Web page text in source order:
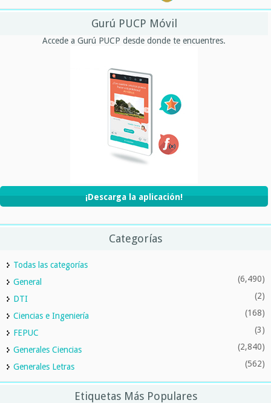
Gurú PUCP Móvil
Accede a Gurú PUCP desde donde te encuentres.
¡Descarga la aplicación!
Categorías
Todas las categorías
General
(6,490)
DTI (2)
Ciencias e Ingeniería (168)
FEPUC (3)
Generales Ciencias (2,840)
Generales Letras (562)
Etiquetas Más Populares